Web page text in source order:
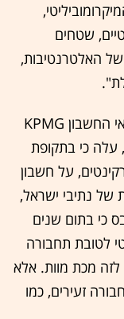
שטחים
האלטרנטיבות,
ואכן, מסקר שביצעה באחרונה פירמת רואי החשבון KPMG
עלה כי בתקופת
על חשבון
של נתיבי ישראל,
כי בתום שנים
לטובת תחבורה
לזה מכת מוות. אלא
זעירים, כמו